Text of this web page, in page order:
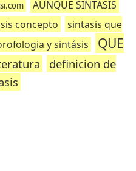
AUNQUE SINTASIS
concepto
sintasis que
y sintásis
QUE
definicion de